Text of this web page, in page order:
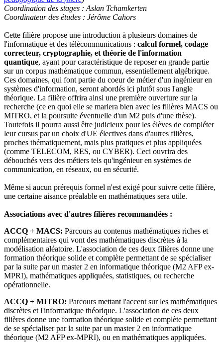
Coordination des stages : Aslan Tchamkerten
Coordinateur des études : Jérôme Cahors
Cette filière propose une introduction à plusieurs domaines de
l'informatique et des télécommunications : calcul formel, codage
correcteur, cryptographie, et théorie de l'information
quantique, ayant pour caractéristique de reposer en grande partie
sur un corpus mathématique commun, essentiellement algébrique.
Ces domaines, qui font partie du coeur de métier d'un ingénieur en
systèmes d'information, seront abordés ici plutôt sous l'angle
théorique. La filière offrira ainsi une première ouverture sur la
recherche (ce en quoi elle se mariera bien avec les filières MACS ou
MITRO, et la poursuite éventuelle d'un M2 puis d'une thèse).
Toutefois il pourra aussi être judicieux pour les élèves de compléter
leur cursus par un choix d'UE électives dans d'autres filières,
proches thématiquement, mais plus pratiques et plus appliquées
(comme TELECOM, RES, ou CYBER). Ceci ouvrira des
débouchés vers des métiers tels qu'ingénieur en systèmes de
communication, en réseaux, ou en sécurité.
Même si aucun prérequis formel n'est exigé pour suivre cette filière,
une certaine aisance préalable en mathématiques sera utile.
Associations avec d'autres filières recommandées :
ACCQ + MACS: Parcours au contenus mathématiques riches et
complémentaires qui vont des mathématiques discrètes à la
modélisation aléatoire. L'association de ces deux filières donne une
formation théorique solide et complète permettant de se spécialiser
par la suite par un master 2 en informatique théorique (M2 AFP ex-
MPRI), mathématiques appliquées, statistiques, ou recherche
opérationnelle.
ACCQ + MITRO: Parcours mettant l'accent sur les mathématiques
discrètes et l'informatique théorique. L'association de ces deux
filières donne une formation théorique solide et complète permettant
de se spécialiser par la suite par un master 2 en informatique
théorique (M2 AFP ex-MPRI), ou en mathématiques appliquées.